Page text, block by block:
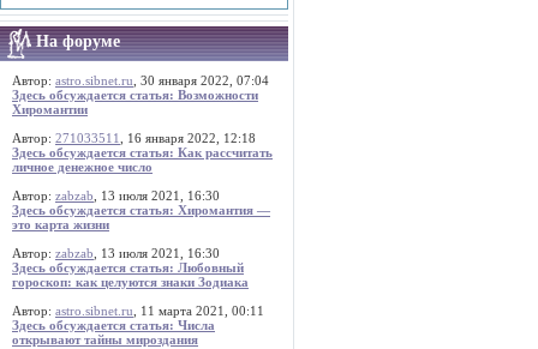
На форуме
Автор: astro.sibnet.ru , 30 января 2022, 07:04
Здесь обсуждается статья: Возможности
Хиромантии
Автор: 271033511
, 16 января 2022, 12:18
Здесь обсуждается статья: Как рассчитать
личное денежное число
Автор: zabzab , 13 июля 2021, 16:30
Здесь обсуждается статья: Хиромантия —
это карта жизни
Автор: zabzab , 13 июля 2021, 16:30
Здесь обсуждается статья: Любовный
гороскоп: как целуются знаки Зодиака
Автор: astro.sibnet.ru , 11 марта 2021, 00:11
Здесь обсуждается статья: Числа
открывают тайны мироздания